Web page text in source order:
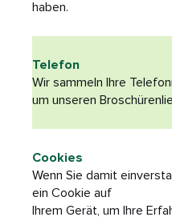
haben.
Telefon
Wir sammeln Ihre
um unseren
Cookies
Wenn Sie damit
ein Cookie auf
Ihrem Gerät, um Ihre